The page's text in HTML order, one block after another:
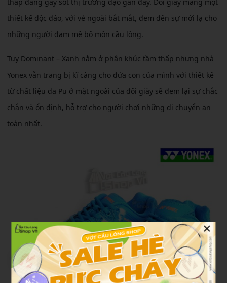
thiết kế độc đáo, với vẻ ngoài bắt mắt, đem đến sự mới lạ cho
những người đam mê bộ môn cầu lông.
Tuy Dominant – Xanh nằm ở phân khúc tầm thấp nhưng nhà
Yonex vẫn trang bị kĩ càng cho đứa con của mình với thiết kế
từ chất liệu da Pu ở mặt ngoài của đôi giày sẽ đem lại sự chắc
chắn và ổn định, hỗ trợ cho người chơi những di chuyển an
toàn nhất.
×